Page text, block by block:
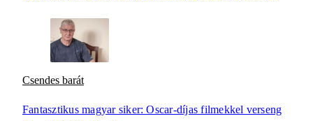
Csendes barát
Fantasztikus magyar siker: Oscar-díjas filmekkel verseng